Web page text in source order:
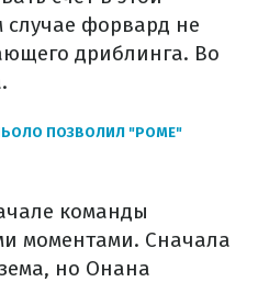
случае форвард не
дриблинга. Во
ПОЗВОЛИЛ "РОМЕ"
команды
моментами. Сначала
но Онана